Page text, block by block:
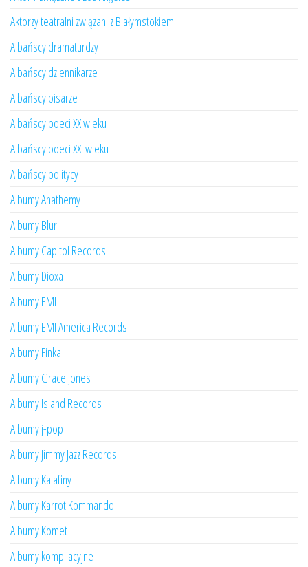
Aktorzy teatralni związani z Białymstokiem
Albańscy dramaturdzy
Albańscy dziennikarze
Albańscy pisarze
Albańscy poeci XX wieku
Albańscy poeci XXI wieku
Albańscy politycy
Albumy Anathemy
Albumy Blur
Albumy Capitol Records
Albumy Dioxa
Albumy EMI
Albumy EMI America Records
Albumy Finka
Albumy Grace Jones
Albumy Island Records
Albumy j-pop
Albumy Jimmy Jazz Records
Albumy Kalafiny
Albumy Karrot Kommando
Albumy Komet
Albumy kompilacyjne